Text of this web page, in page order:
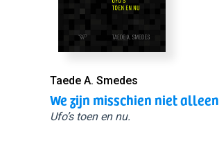
Taede A. Smedes
We zijn misschien niet alleen
Ufo’s toen en nu.